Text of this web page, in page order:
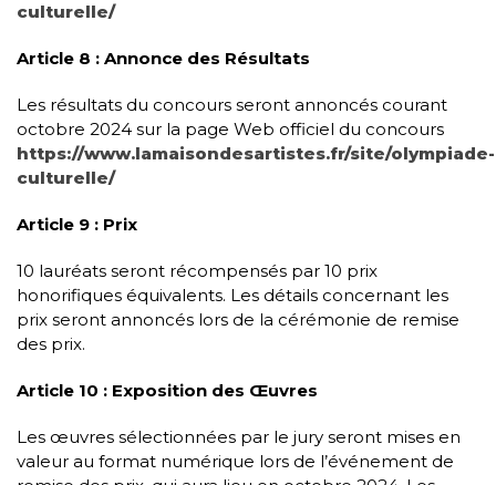
culturelle/
Article 8 : Annonce des Résultats
Les résultats du concours seront annoncés courant
octobre 2024 sur la page Web officiel du concours
https://www.lamaisondesartistes.fr/site/olympiade-
culturelle/
Article 9 : Prix
10 lauréats seront récompensés par 10 prix
honorifiques équivalents. Les détails concernant les
prix seront annoncés lors de la cérémonie de remise
des prix.
Article 10 : Exposition des Œuvres
Les œuvres sélectionnées par le jury seront mises en
valeur au format numérique lors de l’événement de